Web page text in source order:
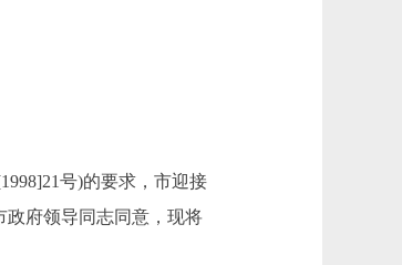
号)的要求，市迎接
政府领导同志同意，现将